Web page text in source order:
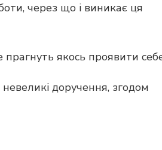
через що і виникає ця
якось проявити
доручення, згодом